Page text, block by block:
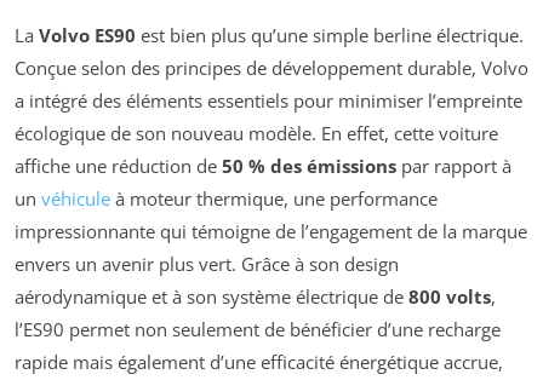
La Volvo ES90 est bien plus qu’une simple berline électrique.
Conçue selon des principes de développement durable, Volvo
a intégré des éléments essentiels pour minimiser l’empreinte
écologique de son nouveau modèle. En effet, cette voiture
affiche une réduction de 50 % des émissions par rapport à
un véhicule à moteur thermique, une performance
impressionnante qui témoigne de l’engagement de la marque
envers un avenir plus vert. Grâce à son design
aérodynamique et à son système électrique de 800 volts,
l’ES90 permet non seulement de bénéficier d’une recharge
rapide mais également d’une efficacité énergétique accrue,